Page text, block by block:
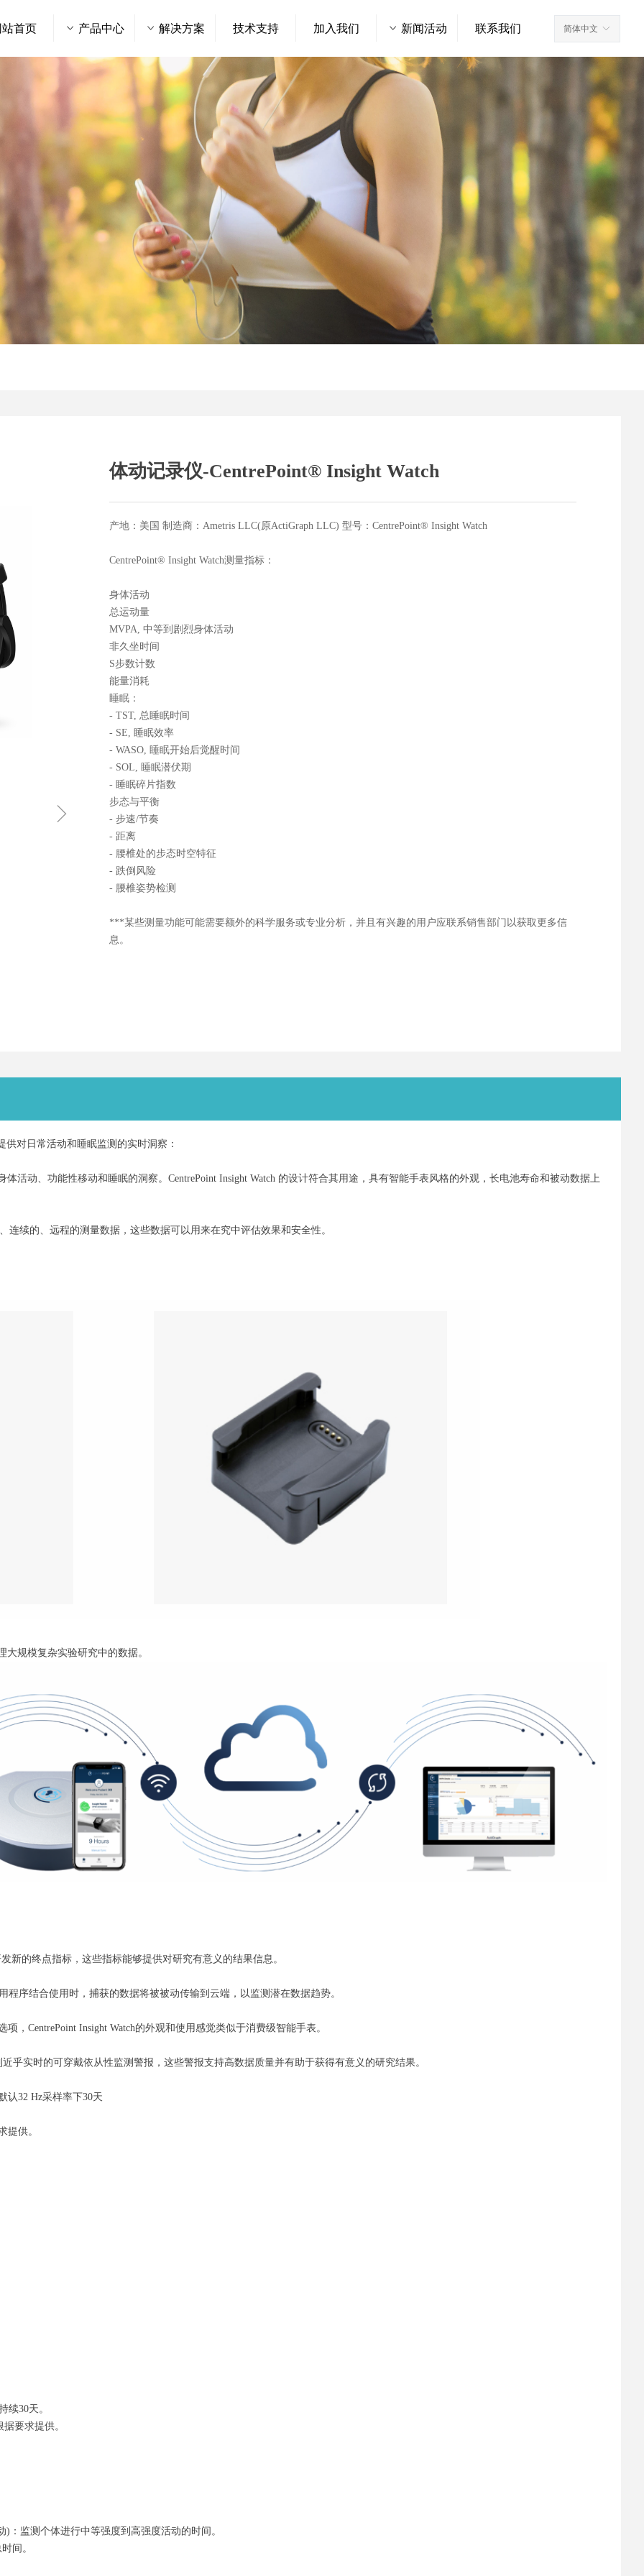
站首页 ꀁ 产品中心 ꀁ 解决方案 技术支持 加入我们 ꀁ 新闻活动 联系我们 ꀅ
简体中文
ꁇ
体动记录仪-CentrePoint® Insight Watch
产地：美国 制造商：Ametris LLC(原ActiGraph LLC) 型号：CentrePoint® Insight Watch
CentrePoint® Insight Watch测量指标：
身体活动
总运动量
MVPA, 中等到剧烈身体活动
非久坐时间
S步数计数
能量消耗
睡眠：
- TST, 总睡眠时间
- SE, 睡眠效率
- WASO, 睡眠开始后觉醒时间
- SOL, 睡眠潜伏期
- 睡眠碎片指数
步态与平衡
- 步速/节奏
- 距离
- 腰椎处的步态时空特征
- 跌倒风险
- 腰椎姿势检测
***某些测量功能可能需要额外的科学服务或专业分析，并且有兴趣的用户应联系销售部门以获取更多信
息。
供对日常活动和睡眠监测的实时洞察：
活动、功能性移动和睡眠的洞察。CentrePoint Insight Watch 的设计符合其用途，具有智能手表风格的外观，长电池寿命和被动数据上
连续的、远程的测量数据，这些数据可以用来在究中评估效果和安全性。
大规模复杂实验研究中的数据。
的终点指标，这些指标能够提供对研究有意义的结果信息。
程序结合使用时，捕获的数据将被被动传输到云端，以监测潜在数据趋势。
CentrePoint Insight Watch的外观和使用感觉类似于消费级智能手表。
实时的可穿戴依从性监测警报，这些警报支持高数据质量并有助于获得有意义的研究结果。
32 Hz采样率下30天
供。
续30天。
要求提供。
)：监测个体进行中等强度到高强度活动的时间。
间。